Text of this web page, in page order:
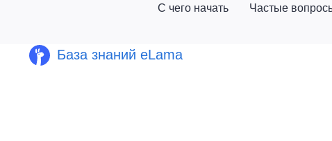
База знаний eLama
С чего начать Частые